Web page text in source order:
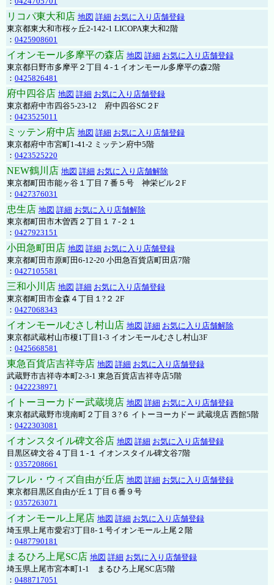
リコパ東大和店 地図 詳細 お気に入り店舗登録
東京都東大和市桜ヶ丘2-142-1 LICOPA東大和2階
： 0425908601
イオンモール多摩平の森店 地図 詳細 お気に入り店舗登録
東京都日野市多摩平２丁目４-１イオンモール多摩平の森2階
： 0425826481
府中四谷店 地図 詳細 お気に入り店舗登録
東京都府中市四谷5-23-12 府中四谷SC２F
： 0423525011
ミッテン府中店 地図 詳細 お気に入り店舗登録
東京都府中市宮町1-41-2 ミッテン府中5階
： 0423525220
NEW鶴川店 地図 詳細 お気に入り店舗解除
東京都町田市能ヶ谷１丁目７番５号 神栄ビル２F
： 0427376031
忠生店 地図 詳細 お気に入り店舗解除
東京都町田市木曽西２丁目１７-２１
： 0427923151
小田急町田店 地図 詳細 お気に入り店舗登録
東京都町田市原町田6-12-20 小田急百貨店町田店7階
： 0427105581
三和小川店 地図 詳細 お気に入り店舗登録
東京都町田市金森４丁目１?２ 2F
： 0427068343
イオンモールむさし村山店 地図 詳細 お気に入り店舗解除
東京都武蔵村山市榎1丁目1-3 イオンモールむさし村山3F
： 0425668581
東急百貨店吉祥寺店 地図 詳細 お気に入り店舗登録
武蔵野市吉祥寺本町2-3-1 東急百貨店吉祥寺店5階
： 0422238971
イトーヨーカドー武蔵境店 地図 詳細 お気に入り店舗登録
東京都武蔵野市境南町２丁目３?６ イトーヨーカドー 武蔵境店 西館5階
： 0422303081
イオンスタイル碑文谷店 地図 詳細 お気に入り店舗登録
目黒区碑文谷４丁目１-１ イオンスタイル碑文谷7階
： 0357208661
フレル・ウィズ自由が丘店 地図 詳細 お気に入り店舗登録
東京都目黒区自由が丘１丁目６番９号
： 0357263071
イオンモール上尾店 地図 詳細 お気に入り店舗登録
埼玉県上尾市愛宕3丁目8-１号イオンモール上尾２階
： 0487790181
まるひろ上尾SC店 地図 詳細 お気に入り店舗登録
埼玉県上尾市宮本町1-1 まるひろ上尾SC店5階
： 0488717051